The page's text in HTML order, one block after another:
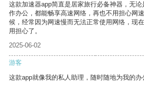
这款加速器app简直是居家旅行必备神器，无
作办公，都能畅享高速网络，再也不用担心网
候，经常因为网速慢而无法正常使用网络，现
用担心了。
2025-06-02
游客
这款app就像我的私人助理，随时随地为我的办